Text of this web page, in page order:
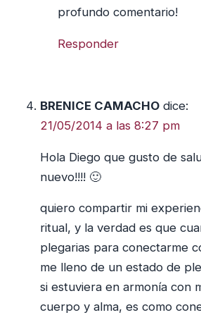
profundo comentario!
Responder
BRENICE CAMACHO dice:
21/05/2014 a las 8:27 pm
Hola Diego que gusto de
nuevo!!!! 🙂
quiero compartir mi
ritual, y la verdad es que
plegarias para conectarme
me lleno de un estado de
si estuviera en armonía con
cuerpo y alma, es como